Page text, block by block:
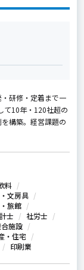
研修・定着まで一
て10年・120社超の
構築。経営課題の
料
文房具
旅館
士
社労士
施設
・住宅
印刷業